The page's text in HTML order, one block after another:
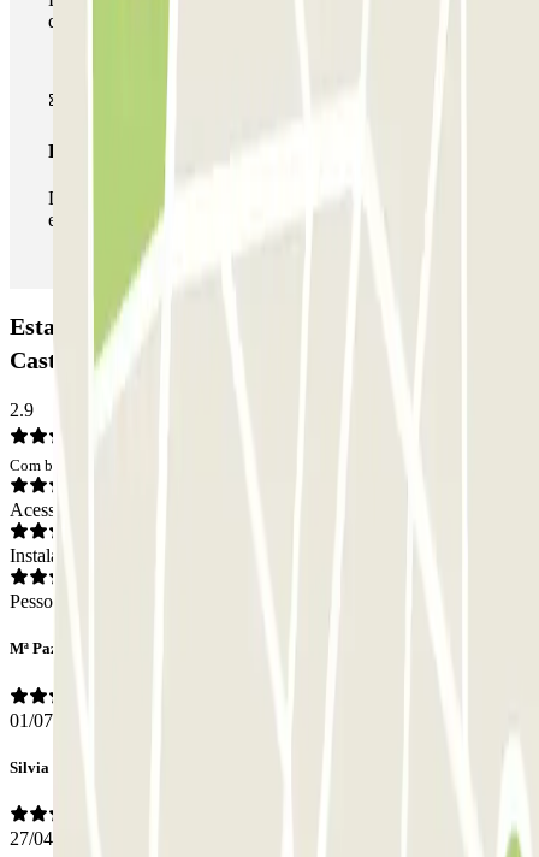
de estacionamento deste operador disponível em Parclick.
Passe ilimitado
Durante a sua estadia, pode entrar e sair do parque de
estacionamento as vezes que quiser.
Estacionamento Infanta Mercedes 53 - Alonso
Castrillo: Opiniões
2.9
Com base em 2 opiniões
Acesso
Instalações
Pessoal
Mª Paz
01/07/2026
Silvia
27/04/2026